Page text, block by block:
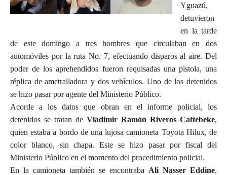
Yguazú,
detuvieron
en la tarde
de este domingo a tres hombres que circulaban en dos
automóviles por la ruta No. 7, efectuando disparos al aire. Del
poder de los aprehendidos fueron requisadas una pistola, una
réplica de ametralladora y dos vehículos. Uno de los detenidos
se hizo pasar por agente del Ministerio Público.
Acorde a los datos que obran en el informe policial, los
detenidos se tratan de Vladimir Ramón Riveros Cattebeke,
quien estaba a bordo de una lujosa camioneta Toyota Hilux, de
color blanco, sin chapa. Este se hizo pasar por fiscal del
Ministerio Público en el momento del procedimiento policial.
En la camioneta también se encontraba Ali Nasser Eddine,